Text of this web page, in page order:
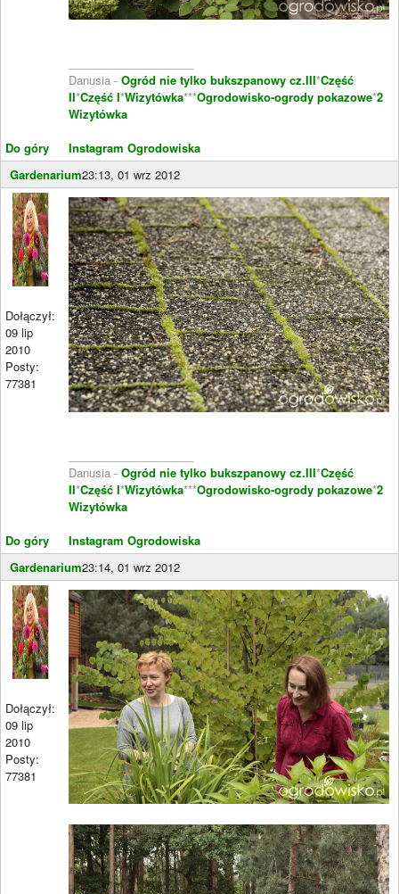
Do góry
Danusia - Ogród nie tylko bukszpanowy cz.III*Część
II*Część I*Wizytówka***Ogrodowisko-ogrody pokazowe*2
Wizytówka
Instagram Ogrodowiska
Gardenarium23:13, 01 wrz 2012
Dołączył:
09 lip
2010
Posty:
77381
Do góry
Danusia - Ogród nie tylko bukszpanowy cz.III*Część
II*Część I*Wizytówka***Ogrodowisko-ogrody pokazowe*2
Wizytówka
Instagram Ogrodowiska
Gardenarium23:14, 01 wrz 2012
Dołączył:
09 lip
2010
Posty:
77381